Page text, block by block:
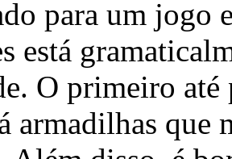
para um jogo
está
O primeiro até
armadilhas que